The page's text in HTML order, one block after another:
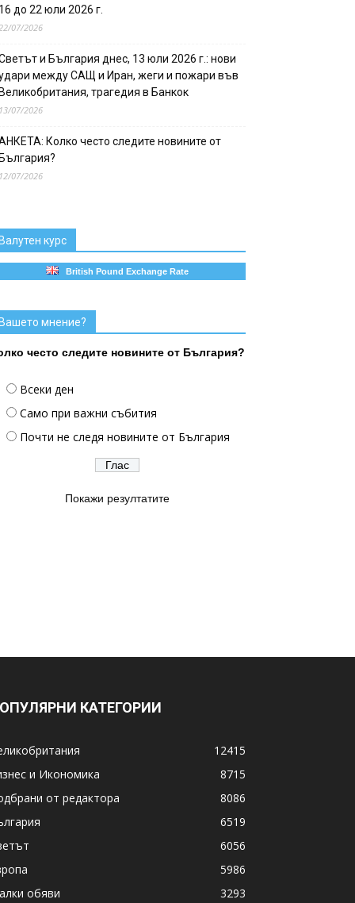
до 22 юли 2026 г.
07/2026
и България днес, 13 юли 2026 г.: нови
между САЩ и Иран, жеги и пожари във
трагедия в Банкок
07/2026
Колко често следите новините от
07/2026
курс
British Pound Exchange Rate
мнение?
често следите новините от България?
Всеки ден
Само при важни събития
Почти не следя новините от България
Покажи резултатите
КАТЕГОРИИ
12415
и Икономика
8715
от редактора
8086
6519
6056
5986
обяви
3293